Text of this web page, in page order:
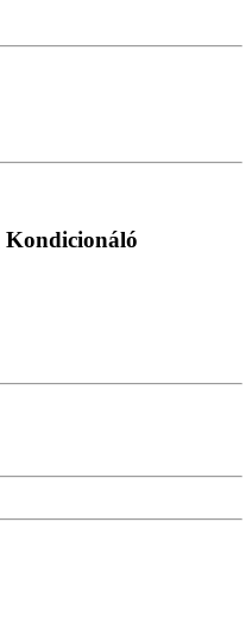
Kondicionáló